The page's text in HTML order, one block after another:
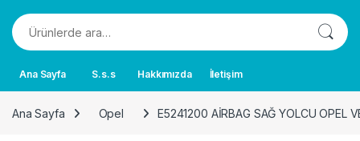
Ara:
Ana Sayfa S.s.s Hakkımızda İletişim
Ana Sayfa Opel E5241200 AİRBAG SAĞ YOLCU OPEL